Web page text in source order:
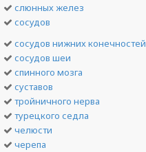
слюнных желез
сосудов
сосудов нижних конечностей
сосудов шеи
спинного мозга
суставов
тройничного нерва
турецкого седла
челюсти
черепа